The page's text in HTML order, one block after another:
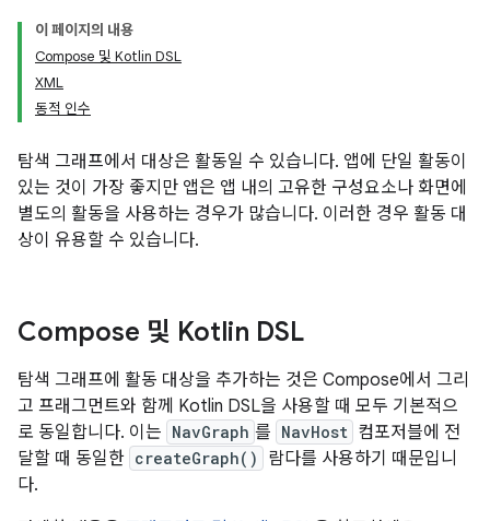
이 페이지의 내용
Compose 및 Kotlin DSL
XML
동적 인수
탐색 그래프에서 대상은 활동일 수 있습니다. 앱에 단일 활동이
있는 것이 가장 좋지만 앱은 앱 내의 고유한 구성요소나 화면에
별도의 활동을 사용하는 경우가 많습니다. 이러한 경우 활동 대
상이 유용할 수 있습니다.
Compose 및 Kotlin DSL
탐색 그래프에 활동 대상을 추가하는 것은 Compose에서 그리
고 프래그먼트와 함께 Kotlin DSL을 사용할 때 모두 기본적으
로 동일합니다. 이는 NavGraph 를 NavHost 컴포저블에 전
달할 때 동일한 createGraph()
람다를 사용하기 때문입니
다.